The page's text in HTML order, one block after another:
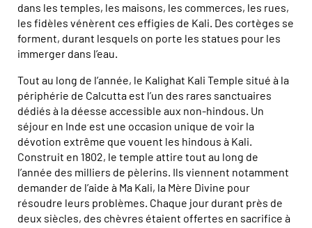
dans les temples, les maisons, les commerces, les rues,
les fidèles vénèrent ces effigies de Kali. Des cortèges se
forment, durant lesquels on porte les statues pour les
immerger dans l’eau.
Tout au long de l’année, le Kalighat Kali Temple situé à la
périphérie de Calcutta est l’un des rares sanctuaires
dédiés à la déesse accessible aux non-hindous. Un
séjour en Inde est une occasion unique de voir la
dévotion extrême que vouent les hindous à Kali.
Construit en 1802, le temple attire tout au long de
l’année des milliers de pèlerins. Ils viennent notamment
demander de l’aide à Ma Kali, la Mère Divine pour
résoudre leurs problèmes. Chaque jour durant près de
deux siècles, des chèvres étaient offertes en sacrifice à